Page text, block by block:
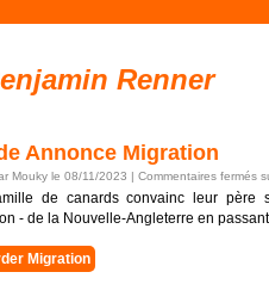
Renner
Annonce Migration
Mouky le 08/11/2023 | Commentaires fermés
de canards convainc leur père
- de la Nouvelle-Angleterre en
Migration